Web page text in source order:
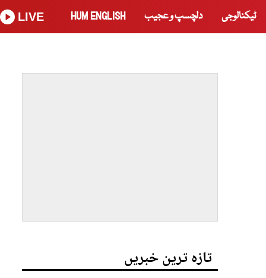
ٹیکنالوجی دلچسپ و عجیب HUM ENGLISH
LIVE
تازہ ترین خبریں